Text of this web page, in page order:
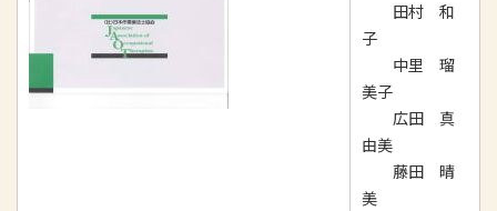
田村 和
子
中里 瑠
美子
広田 真
由美
藤田 晴
美